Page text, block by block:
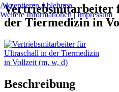
Vertriebsmitarbeiter
der Tiermedizin in
Beschreibung
Akzeptieren Ablehnen
Weitere Informationen|Impressum